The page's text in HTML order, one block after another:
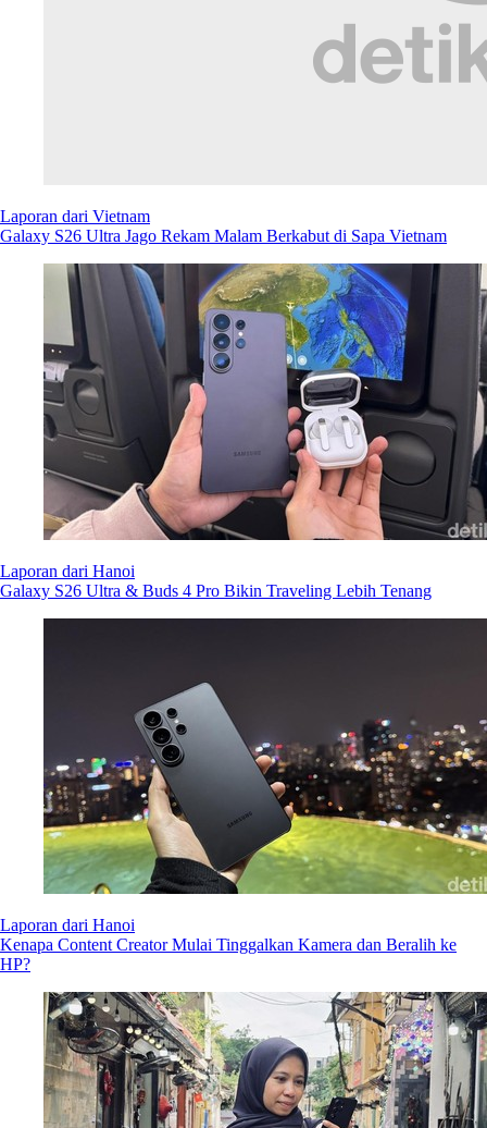
Galaxy S26 Ultra Jago Rekam Malam Berkabut di Sapa Vietnam
Laporan dari Hanoi
Galaxy S26 Ultra & Buds 4 Pro Bikin Traveling Lebih Tenang
Laporan dari Hanoi
Kenapa Content Creator Mulai Tinggalkan Kamera dan Beralih ke
Laporan dari Hanoi
6 Tips Foto dan Video Travel Anti Zonk Pakai Samsung Galaxy S26